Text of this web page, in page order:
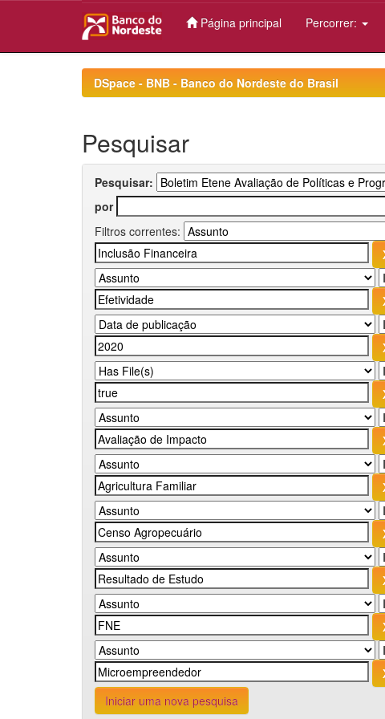
Página principal Percorrer:
DSpace - BNB - Banco do Nordeste do Brasil
Pesquisar
Pesquisar:
por
Filtros correntes:
Iniciar uma nova pesquisa